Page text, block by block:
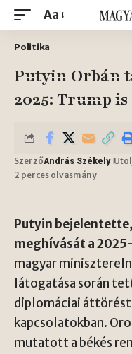
Aa
Politika
Putyin Orbán
2025: Trump
SzerzőAndrás Székely
2 perces olvasmány
Putyin
meghívását a
magyar
látogatása során
diplomáciai
kapcsolatokban.
mutatott a békés